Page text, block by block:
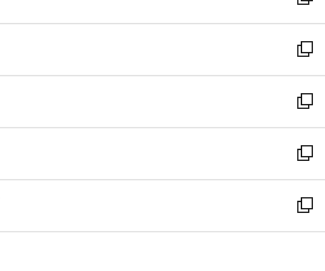
開
く
ウ
で
開
く
ン
ド
ウ
で
開
く
ウ
ィ
ン
ド
ウ
で
開
く
し
い
ウ
ィ
ン
ド
ウ
で
開
新
し
い
ウ
ィ
ン
ド
ウ
新
し
い
ウ
ィ
ン
新
し
い
ウ
新
し